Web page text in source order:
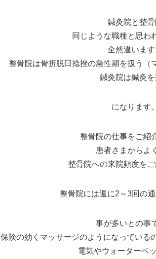
鍼灸院と整骨
同じような職種と思わ
全然違います
整骨院は骨折脱臼捻挫の急性期を扱う（
鍼灸院は鍼灸を
になります。
整骨院の仕事をご紹
患者さまからよ
整骨院への来院頻度をご
整骨院には週に2～3回の
事が多いとの事
保険の効くマッサージのようになっている
電気やウォーターベ